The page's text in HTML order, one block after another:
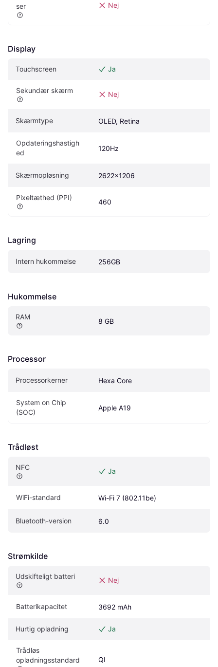
ser
Nej
Display
Touchscreen Ja
Sekundær skærm Nej
Skærmtype OLED, Retina
Opdateringshastigh
ed
120Hz
Skærmopløsning 2622x1206
Pixeltæthed (PPI)
460
Lagring
Intern hukommelse 256GB
Hukommelse
RAM
8 GB
Processor
Processorkerner Hexa Core
System on Chip
(SOC)
Apple A19
Trådløst
NFC Ja
WiFi-standard Wi-Fi 7 (802.11be)
Bluetooth-version 6.0
Strømkilde
Udskifteligt batteri Nej
Batterikapacitet 3692 mAh
Hurtig opladning Ja
Trådløs
opladningsstandard
QI